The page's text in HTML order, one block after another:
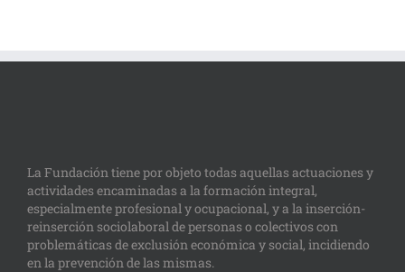
La Fundación tiene por objeto todas aquellas actuaciones y
actividades encaminadas a la formación integral,
especialmente profesional y ocupacional, y a la inserción-
reinserción sociolaboral de personas o colectivos con
problemáticas de exclusión económica y social, incidiendo
en la prevención de las mismas.